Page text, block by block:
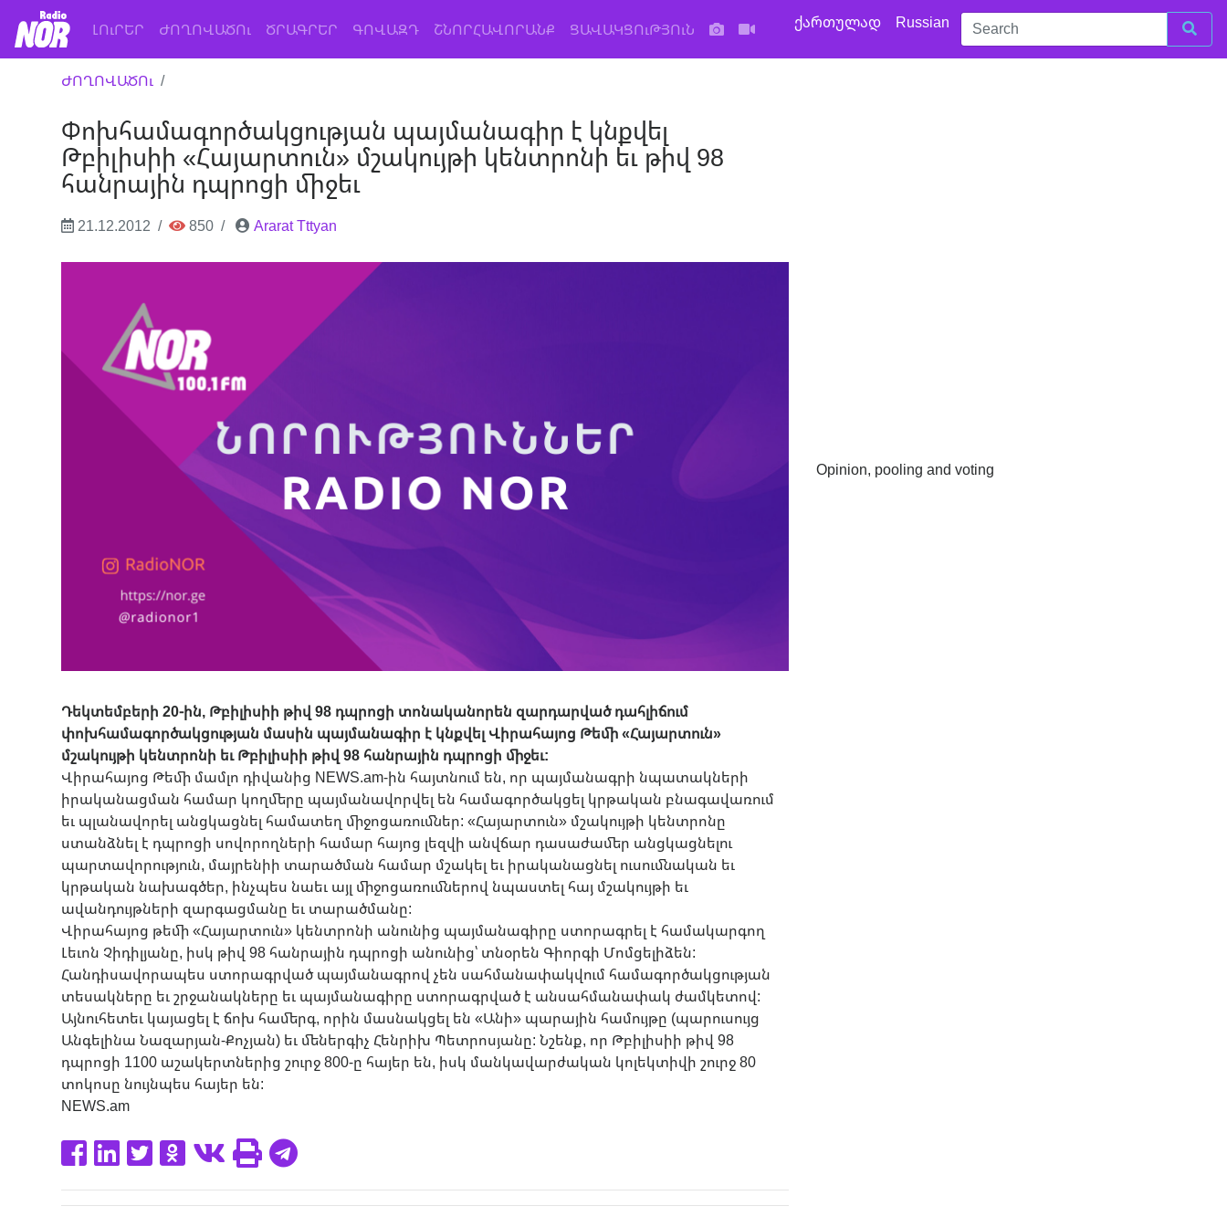
ԼՈւՐԵՐ (current)
ԺՈՂՈՎԱԾՈւ ԾՐԱԳՐԵՐ ԳՈՎԱԶԴ ՇՆՈՐՀԱՎՈՐԱՆՔ ՑԱՎԱԿՑՈւԹՅՈւՆ ქართულად Russian
ԺՈՂՈՎԱԾՈւ
Փոխհամագործակցության պայմանագիր է կնքվել
Թբիլիսիի «Հայարտուն» մշակույթի կենտրոնի եւ թիվ 98
հանրային դպրոցի միջեւ
21.12.2012 850 Ararat Tttyan
Դեկտեմբերի 20-ին, Թբիլիսիի թիվ 98 դպրոցի տոնականորեն զարդարված դահլիճում
փոխհամագործակցության մասին պայմանագիր է կնքվել Վիրահայոց Թեմի «Հայարտուն»
մշակույթի կենտրոնի եւ Թբիլիսիի թիվ 98 հանրային դպրոցի միջեւ:
Վիրահայոց Թեմի մամլո դիվանից NEWS.am-ին հայտնում են, որ պայմանագրի նպատակների
իրականացման համար կողմերը պայմանավորվել են համագործակցել կրթական բնագավառում
եւ պլանավորել անցկացնել համատեղ միջոցառումներ: «Հայարտուն» մշակույթի կենտրոնը
ստանձնել է դպրոցի սովորողների համար հայոց լեզվի անվճար դասաժամեր անցկացնելու
պարտավորություն, մայրենիի տարածման համար մշակել եւ իրականացնել ուսումնական եւ
կրթական նախագծեր, ինչպես նաեւ այլ միջոցառումներով նպաստել հայ մշակույթի եւ
ավանդույթների զարգացմանը եւ տարածմանը:
Վիրահայոց թեմի «Հայարտուն» կենտրոնի անունից պայմանագիրը ստորագրել է համակարգող
Լեւոն Չիդիլյանը, իսկ թիվ 98 հանրային դպրոցի անունից՝ տնօրեն Գիորգի Մոմցելիձեն:
Հանդիսավորապես ստորագրված պայմանագրով չեն սահմանափակվում համագործակցության
տեսակները եւ շրջանակները եւ պայմանագիրը ստորագրված է անսահմանափակ ժամկետով:
Այնուհետեւ կայացել է ճոխ համերգ, որին մասնակցել են «Անի» պարային համույթը (պարուսույց
Անգելինա Նազարյան-Քոչյան) եւ մեներգիչ Հենրիխ Պետրոսյանը: Նշենք, որ Թբիլիսիի թիվ 98
դպրոցի 1100 աշակերտներից շուրջ 800-ը հայեր են, իսկ մանկավարժական կոլեկտիվի շուրջ 80
տոկոսը նույնպես հայեր են:
NEWS.am
Opinion, pooling and voting